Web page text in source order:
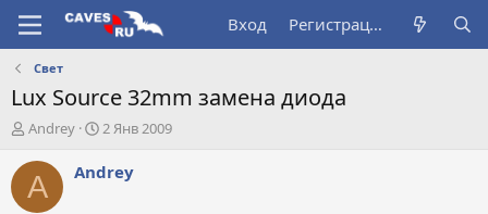
Вход Регистрация
Свет
Lux Source 32mm замена диода
А
т
о
Andrey
Д
т
2 Янв 2009
A Andrey